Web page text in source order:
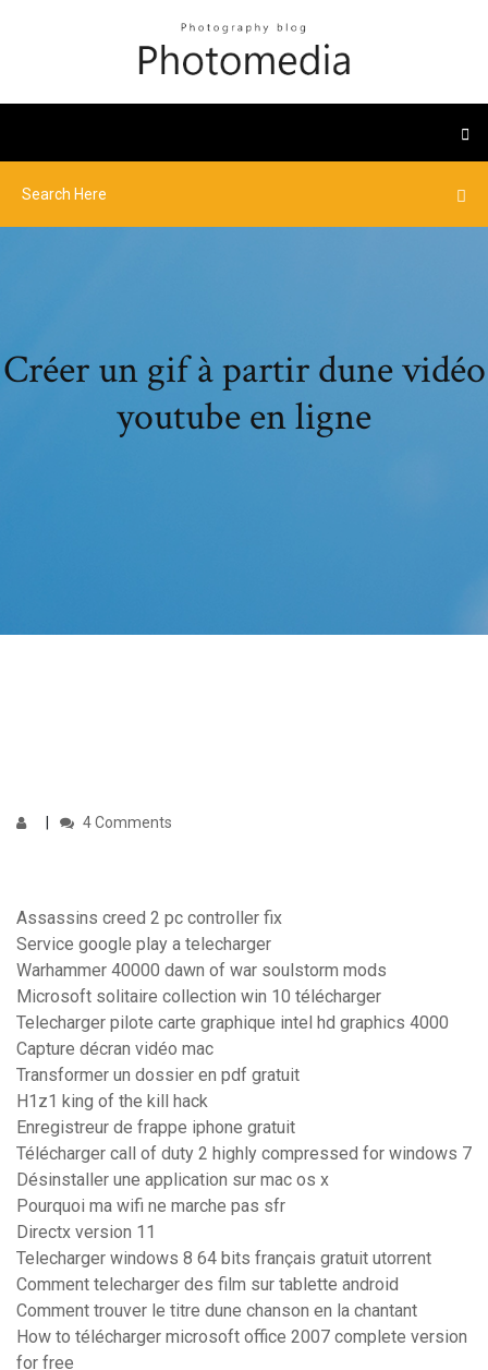
Créer un gif à partir dune vidéo
youtube en ligne
4 Comments
Assassins creed 2 pc controller fix
Service google play a telecharger
Warhammer 40000 dawn of war soulstorm mods
Microsoft solitaire collection win 10 télécharger
Telecharger pilote carte graphique intel hd graphics 4000
Capture décran vidéo mac
Transformer un dossier en pdf gratuit
H1z1 king of the kill hack
Enregistreur de frappe iphone gratuit
Télécharger call of duty 2 highly compressed for windows 7
Désinstaller une application sur mac os x
Pourquoi ma wifi ne marche pas sfr
Directx version 11
Telecharger windows 8 64 bits français gratuit utorrent
Comment telecharger des film sur tablette android
Comment trouver le titre dune chanson en la chantant
How to télécharger microsoft office 2007 complete version
for free